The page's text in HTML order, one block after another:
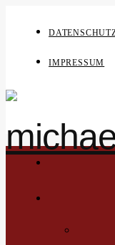
IMPRESSUM